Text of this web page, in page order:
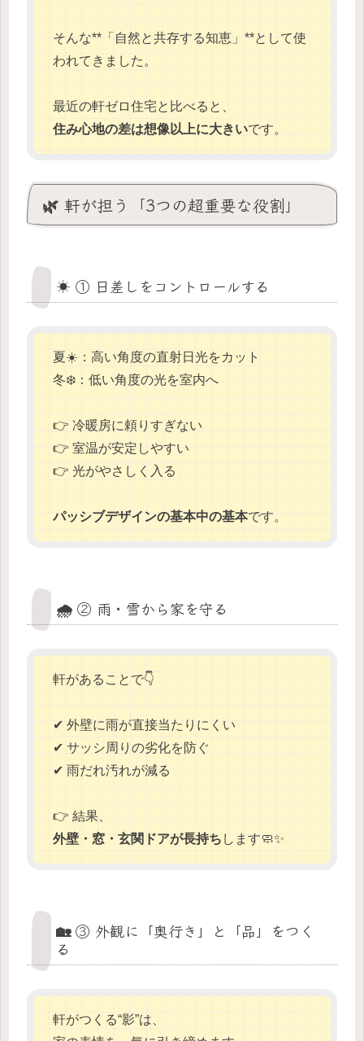
そんな**「自然と共存する知恵」**として使
われてきました。
最近の軒ゼロ住宅と比べると、
住み心地の差は想像以上に大きいです。
🌿 軒が担う「3つの超重要な役割」
☀️ ① 日差しをコントロールする
夏☀️：高い角度の直射日光をカット
冬❄️：低い角度の光を室内へ
👉 冷暖房に頼りすぎない
👉 室温が安定しやすい
👉 光がやさしく入る
パッシブデザインの基本中の基本です。
🌧️ ② 雨・雪から家を守る
軒があることで👇
✔ 外壁に雨が直接当たりにくい
✔ サッシ周りの劣化を防ぐ
✔ 雨だれ汚れが減る
👉 結果、
外壁・窓・玄関ドアが長持ち します🧼✨
🏡 ③ 外観に「奥行き」と「品」をつく
る
軒がつくる“影”は、